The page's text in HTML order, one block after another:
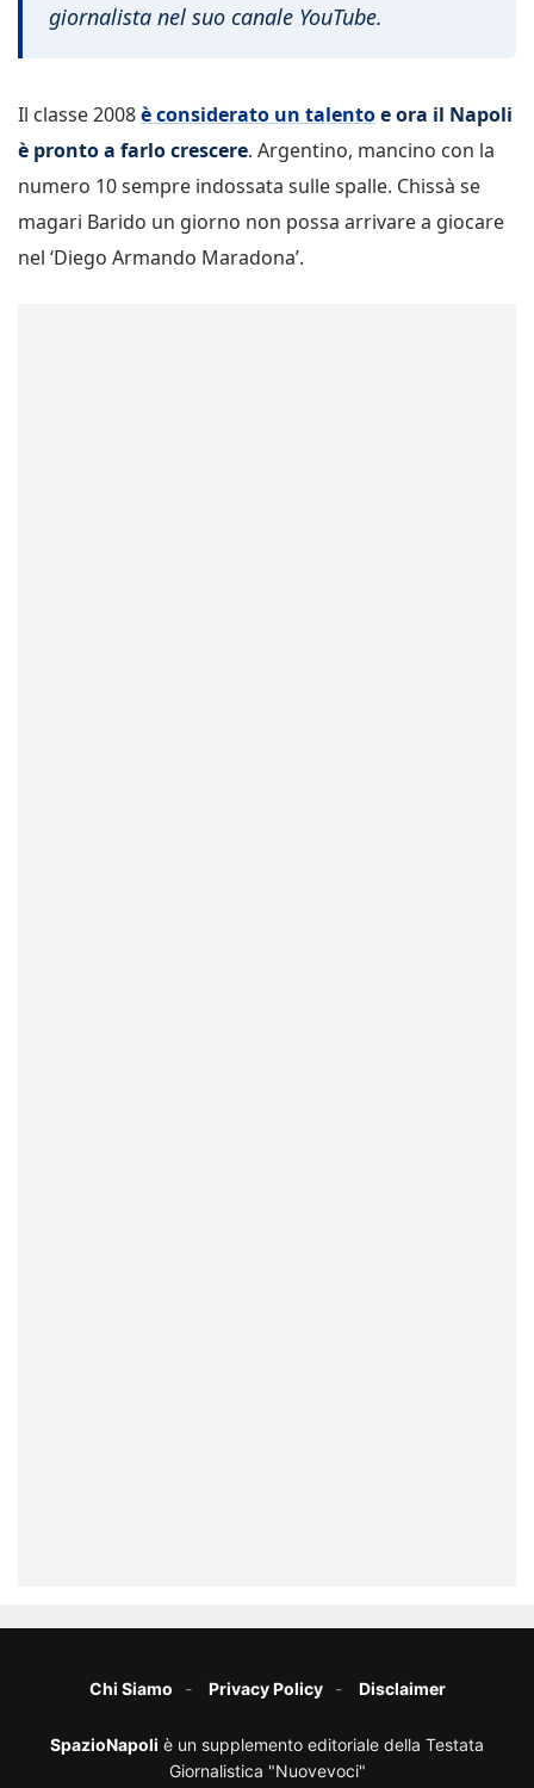
giornalista nel suo canale YouTube.
Il classe 2008è considerato un talentoe ora il Napoli
è pronto a farlo crescere. Argentino, mancino con la
numero 10 sempre indossata sulle spalle. Chissà se
magari Barido un giorno non possa arrivare a giocare
nel ‘Diego Armando Maradona’.
Chi Siamo Privacy Policy Disclaimer
SpazioNapoli è un supplemento editoriale della Testata
Giornalistica "Nuovevoci"